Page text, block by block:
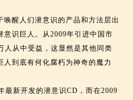
醒人们潜意识的产品和方法层出
识巨人。从2009年引进中国市
人从中受益，这显然是其他同类
人到底有何化腐朽为神奇的魔力
最新开发的潜意识CD，而在2009